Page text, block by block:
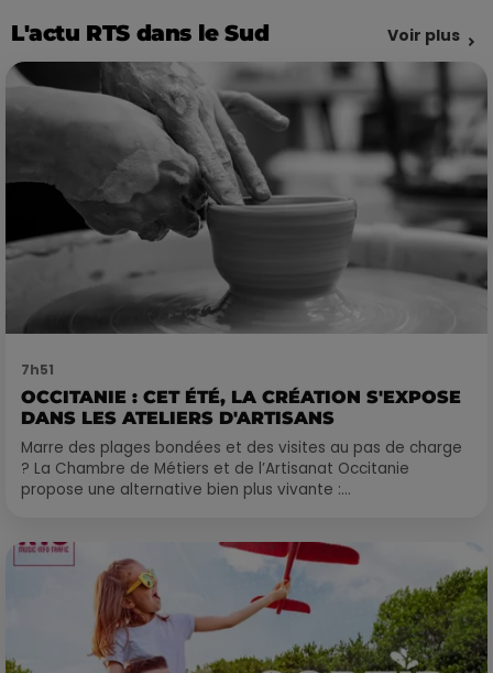
L'actu RTS dans le Sud Voir plus
7h51
OCCITANIE : CET ÉTÉ, LA CRÉATION S'EXPOSE
DANS LES ATELIERS D'ARTISANS
Marre des plages bondées et des visites au pas de charge
? La Chambre de Métiers et de l’Artisanat Occitanie
propose une alternative bien plus vivante :...